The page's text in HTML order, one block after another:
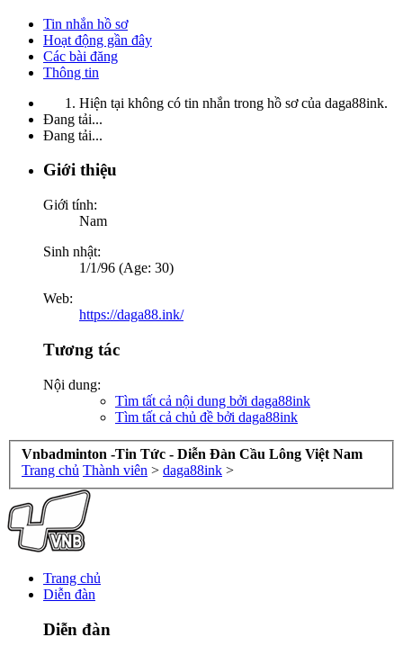
Tin nhắn hồ sơ
Hoạt động gần đây
Các bài đăng
Thông tin
Hiện tại không có tin nhắn trong hồ sơ của daga88ink.
Đang tải...
Đang tải...
Giới thiệu
Giới tính:
Nam
Sinh nhật:
1/1/96 (Age: 30)
Web:
https://daga88.ink/
Tương tác
Nội dung:
Tìm tất cả nội dung bởi daga88ink
Tìm tất cả chủ đề bởi daga88ink
Vnbadminton -Tin Tức - Diễn Đàn Cầu Lông Việt Nam
Trang chủ Thành viên > daga88ink >
Trang chủ
Diễn đàn
Diễn đàn